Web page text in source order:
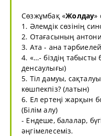
Сөзжұмбақ «Жолдау»
1. Әлемдік сөзінің
2. Отағасының
3. Ата - ана
4. «…- біздің табысты
денсаулығы)
5. Тіл дамуы,
көшпекпіз? (латын)
6. Ел ертеңі жарқын
(Білім алу)
- Ендеше, балалар,
әңгімелесеміз.